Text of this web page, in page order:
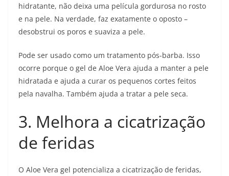
hidratante, não deixa uma película gordurosa no rosto
e na pele. Na verdade, faz exatamente o oposto –
desobstrui os poros e suaviza a pele.
Pode ser usado como um tratamento pós-barba. Isso
ocorre porque o gel de Aloe Vera ajuda a manter a pele
hidratada e ajuda a curar os pequenos cortes feitos
pela navalha. Também ajuda a tratar a pele seca.
3. Melhora a cicatrização
de feridas
O Aloe Vera gel potencializa a cicatrização de feridas,